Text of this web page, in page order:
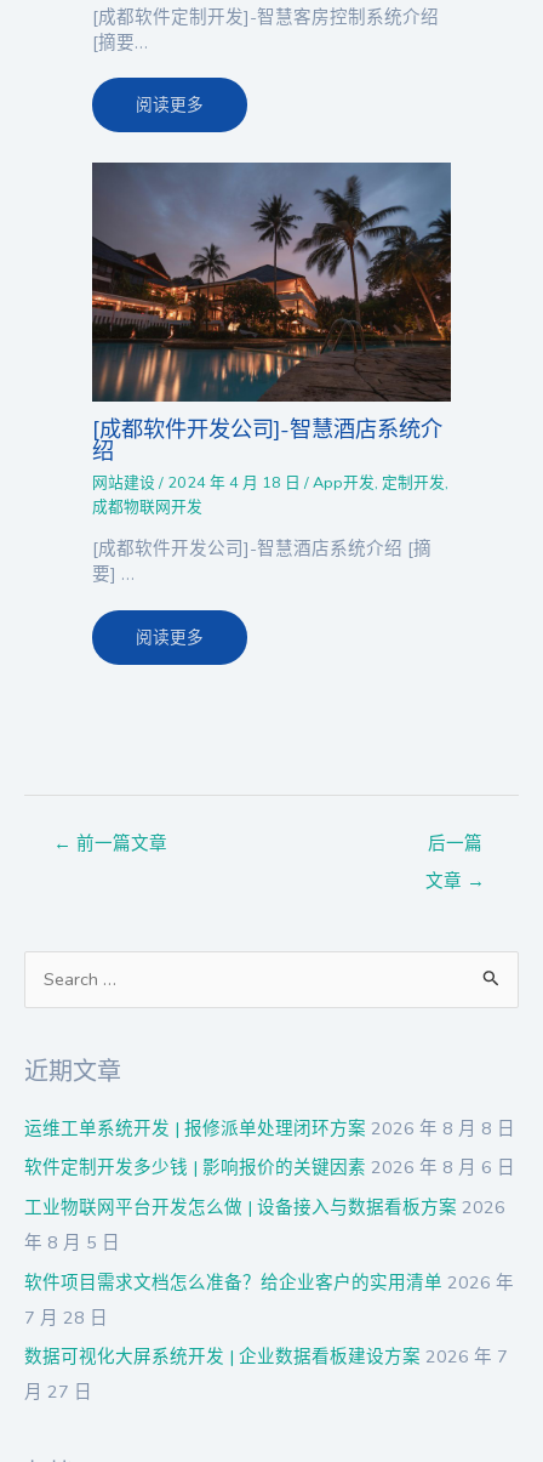
[成都软件定制开发]-智慧客房控制系统介绍
[摘要…
阅读更多
[成都软件开发公司]-智慧酒店系统介
绍
网站建设 / 2024 年 4 月 18 日/App开发, 定制开发,
成都物联网开发
[成都软件开发公司]-智慧酒店系统介绍 [摘
要] …
阅读更多
← 前一篇文章
后一篇
文章 →
近期文章
运维工单系统开发 | 报修派单处理闭环方案 2026 年 8 月 8 日
软件定制开发多少钱 | 影响报价的关键因素 2026 年 8 月 6 日
工业物联网平台开发怎么做 | 设备接入与数据看板方案 2026
年 8 月 5 日
软件项目需求文档怎么准备？给企业客户的实用清单 2026 年
7 月 28 日
数据可视化大屏系统开发 | 企业数据看板建设方案 2026 年 7
月 27 日